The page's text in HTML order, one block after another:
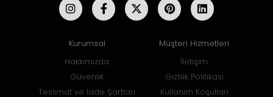
Kurumsal
Hakkımızda
Güvenlik
Teslimat ve İade Şartları
Müşteri Hizmetleri
İletişim
Gizlilik Politikası
Kullanım Koşulları